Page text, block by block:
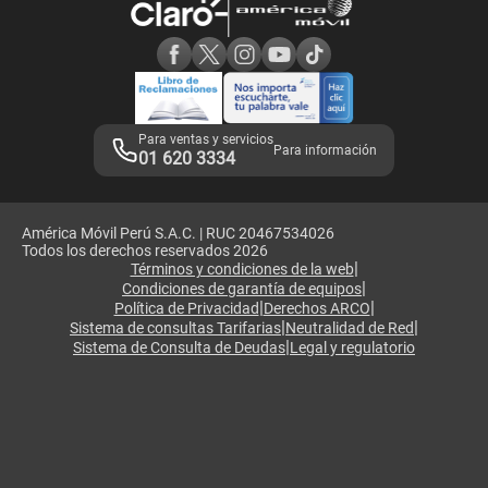
Adquirientes iPhone 6, 6S y SE
Mensaje de Seguridad
Términos y Condiciones de Tienda Claro
Libro de Reclamaciones
Legales de marketplace
Para ventas y servicios
01 620 3334 Para información
América Móvil Perú S.A.C. | RUC 20467534026
Todos los derechos reservados 2026
Términos y condiciones de la web|
Condiciones de garantía de equipos|
Política de Privacidad|Derechos ARCO|
Sistema de consultas Tarifarias|Neutralidad de Red|
Sistema de Consulta de Deudas|Legal y regulatorio